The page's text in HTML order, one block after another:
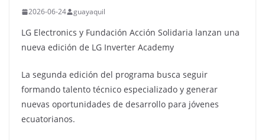
2026-06-24 guayaquil
LG Electronics y Fundación Acción Solidaria lanzan una
nueva edición de LG Inverter Academy
La segunda edición del programa busca seguir
formando talento técnico especializado y generar
nuevas oportunidades de desarrollo para jóvenes
ecuatorianos.